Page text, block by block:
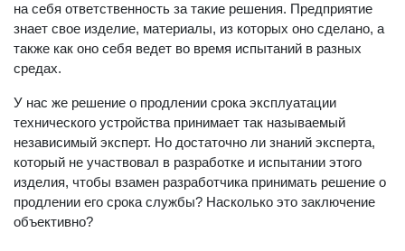
на себя ответственность за такие решения. Предприятие
знает свое изделие, материалы, из которых оно сделано, а
также как оно себя ведет во время испытаний в разных
средах.
У нас же решение о продлении срока эксплуатации
технического устройства принимает так называемый
независимый эксперт. Но достаточно ли знаний эксперта,
который не участвовал в разработке и испытании этого
изделия, чтобы взамен разработчика принимать решение о
продлении его срока службы? Насколько это заключение
объективно?